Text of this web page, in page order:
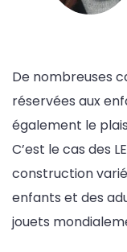
De nombreuses
réservées aux
également le
C’est le cas des
construction
enfants et des
jouets